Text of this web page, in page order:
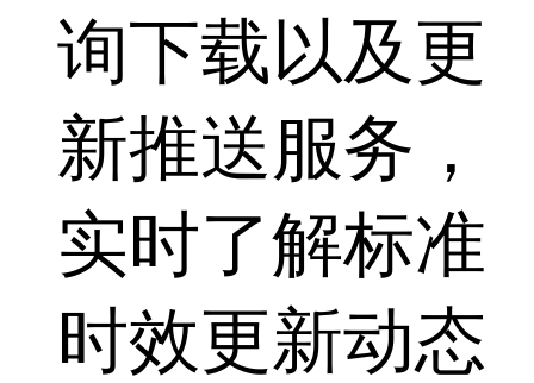
询下载以及更
新推送服务，
实时了解标准
时效更新动态